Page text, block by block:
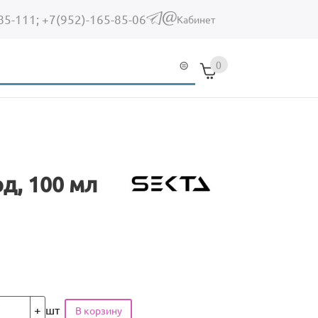
111; +7(952)-165-85-06 (link sends e-mail)
Кабинет
0
100 мл
шт